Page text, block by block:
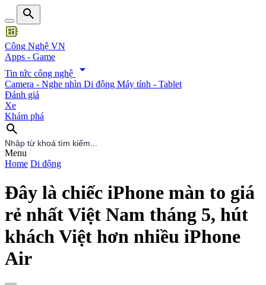
search
developer_board
Công Nghệ VN
Apps - Game
Tin tức công nghệ
arrow_drop_down
Camera - Nghe nhìn Di động Máy tính - Tablet
Đánh giá
Xe
Khám phá
search
search
Menu
Home Di động
Đây là chiếc iPhone màn to giá
rẻ nhất Việt Nam tháng 5, hút
khách Việt hơn nhiều iPhone
Air